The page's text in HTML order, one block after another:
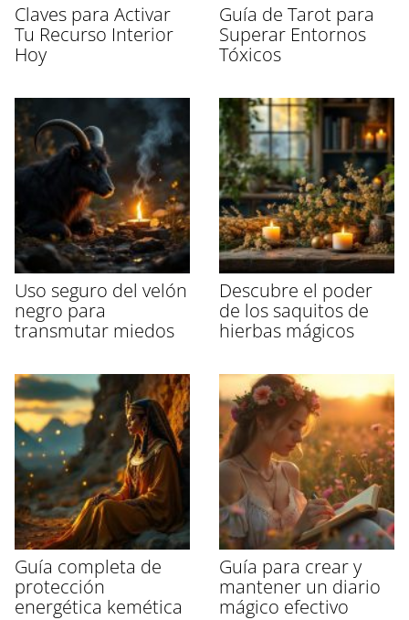
Claves para Activar
Tu Recurso Interior
Hoy
Guía de Tarot para
Superar Entornos
Tóxicos
Uso seguro del velón
negro para
transmutar miedos
Descubre el poder
de los saquitos de
hierbas mágicos
Guía completa de
protección
energética kemética
Guía para crear y
mantener un diario
mágico efectivo